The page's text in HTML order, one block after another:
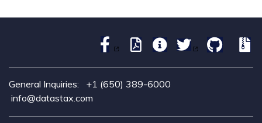
General Inquiries: +1 (650) 389-6000
info@datastax.com